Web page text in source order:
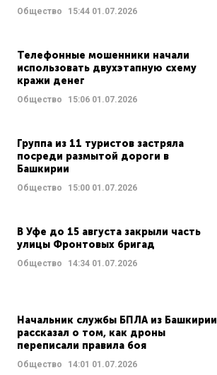
Общество 15:44 01.07.2026
Телефонные мошенники начали
использовать двухэтапную схему
кражи денег
Общество 15:06 01.07.2026
Группа из 11 туристов застряла
посреди размытой дороги в
Башкирии
Общество 15:00 01.07.2026
В Уфе до 15 августа закрыли часть
улицы Фронтовых бригад
Общество 14:34 01.07.2026
Начальник службы БПЛА из Башкирии
рассказал о том, как дроны
переписали правила боя
Общество 14:01 01.07.2026